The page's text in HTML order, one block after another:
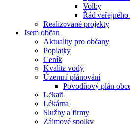
Volby
Řád veřejného
Realizované projekty
Jsem občan
Aktuality pro občany
Poplatky
Ceník
Kvalita vody
Územní plánování
Povodňový plán
Lékaři
Lékárna
Služby a firmy
Zájmové spolky